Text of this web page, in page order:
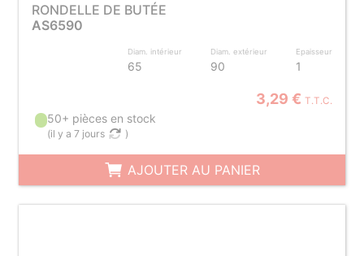
RONDELLE DE BUTÉE
AS6590
Diam. intérieur
65
Diam. extérieur
90
Epaisseur
1
3,29 € T.T.C.
50+ pièces en stock
(il y a 7 jours )
AJOUTER AU PANIER